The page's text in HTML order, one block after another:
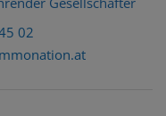
02